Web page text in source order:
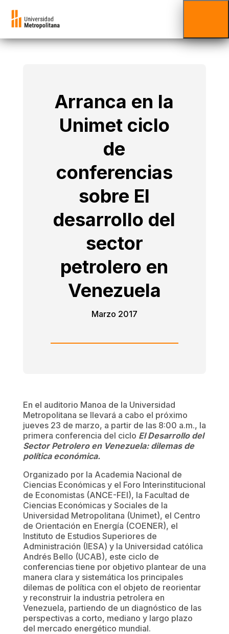
Arranca en la
Unimet ciclo
de
conferencias
sobre El
desarrollo del
sector
petrolero en
Venezuela
Marzo 2017
En el auditorio Manoa de la Universidad
Metropolitana se llevará a cabo el próximo
jueves 23 de marzo, a partir de las 8:00 a.m., la
primera conferencia del ciclo El Desarrollo del
Sector Petrolero en Venezuela: dilemas de
política económica.
Organizado por la Academia Nacional de
Ciencias Económicas y el Foro Interinstitucional
de Economistas (ANCE-FEI), la Facultad de
Ciencias Económicas y Sociales de la
Universidad Metropolitana (Unimet), el Centro
de Orientación en Energía (COENER), el
Instituto de Estudios Superiores de
Administración (IESA) y la Universidad católica
Andrés Bello (UCAB), este ciclo de
conferencias tiene por objetivo plantear de una
manera clara y sistemática los principales
dilemas de política con el objeto de reorientar
y reconstruir la industria petrolera en
Venezuela, partiendo de un diagnóstico de las
perspectivas a corto, mediano y largo plazo
del mercado energético mundial.